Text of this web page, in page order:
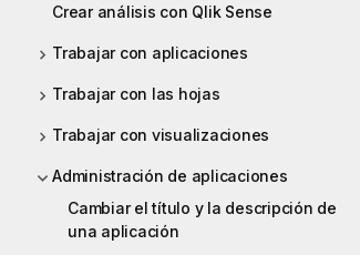
Crear análisis con Qlik Sense
Trabajar con aplicaciones
Trabajar con las hojas
Trabajar con visualizaciones
Administración de aplicaciones
Cambiar el título y la descripción de
una aplicación